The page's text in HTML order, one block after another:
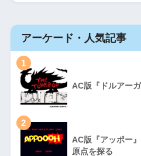
アーケード・人気記事
1
AC版『ドルアー
2
AC版『アッポー
原点を探る